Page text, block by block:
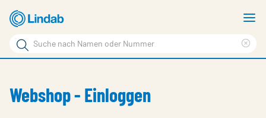
Zum
Hauptinhalt
Suchbegriff
Seite
News
Webshop - Einloggen